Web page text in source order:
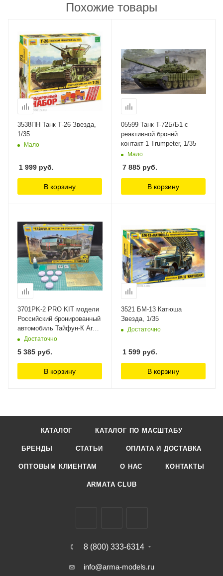
Похожие товары
3538ПН Танк Т-26 Звезда,
1/35
Мало
1 999 руб.
В корзину
05599 Танк T-72Б/Б1 с
реактивной бронёй
контакт-1 Trumpeter, 1/35
Мало
7 885 руб.
В корзину
3701PK-2 PRO KIT модели
Российский бронированный
автомобиль Тайфун-К Arma
Models, 1/35
Достаточно
5 385 руб.
В корзину
3521 БМ-13 Катюша
Звезда, 1/35
Достаточно
1 599 руб.
В корзину
КАТАЛОГ КАТАЛОГ ПО МАСШТАБУ
БРЕНДЫ СТАТЬИ ОПЛАТА И ДОСТАВКА
ОПТОВЫМ КЛИЕНТАМ О НАС КОНТАКТЫ
ARMATA CLUB
8 (800) 333-6314
info@arma-models.ru